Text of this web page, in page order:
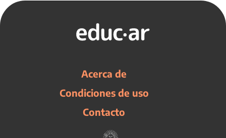
Acerca de
Condiciones de uso
Contacto